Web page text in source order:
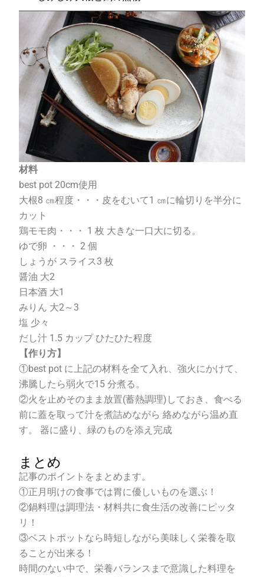
材料
best pot 20cm使用
大根8 ㎝程度・・・皮をむいて1 ㎝に輪切りを半分に
カット
鶏モモ肉・・・ 1枚 大きな一口大に切る。
ゆで卵 ・・・ 2個
しょうが スライス3枚
醤油 大2
日本酒 大1
みりん 大2～3
塩 少々
だし汁 1.5 カップ ひたひた程度
【作り方】
①best pot に上記の材料を全て入れ、強火にかけて、
沸騰したら弱火で15分煮る。
②火を止めそのまま放置(蓄熱調理) しておき、食べる
前に蓋を取って汁を煮詰めながら 絡めながら温め直
す。 器に盛り、緑のものを添え完成
まとめ
記事のポイントをまとめます。
①正月明けの食事では胃に優しいものを選ぶ！
②鍋料理は調理法・材料共に食生活の改善にピッタ
リ！
③ベストポットなら時短しながら美味しく栄養を取
ることが出来る！
時間のない中で、栄養バランスまで意識した料理を